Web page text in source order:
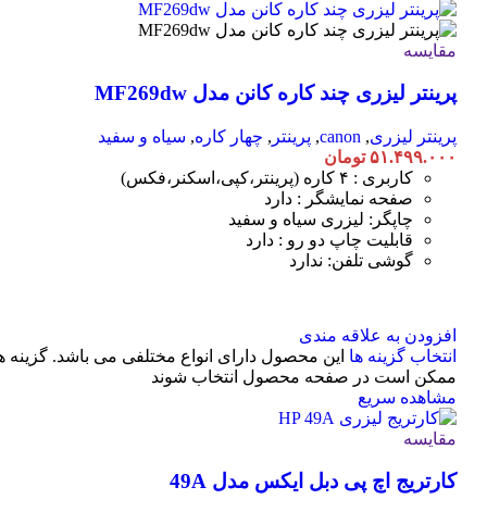
مقایسه
پرینتر لیزری چند کاره کانن مدل MF269dw
پرینتر لیزری,
canon
, پرینتر , چهار کاره, سیاه و سفید
۵۱.۴۹۹.۰۰۰ تومان
کاربری : ۴ کاره (پرینتر،کپی،اسکنر،فکس)
صفحه نمایشگر : دارد
چاپگر: لیزری سیاه و سفید
قابلیت چاپ دو رو : دارد
گوشی تلفن: ندارد
افزودن به علاقه مندی
انتخاب گزینه ها این محصول دارای انواع مختلفی می باشد. گزینه
ممکن است در صفحه محصول انتخاب شوند
مشاهده سریع
مقایسه
کارتریج اچ پی دبل ایکس مدل 49A